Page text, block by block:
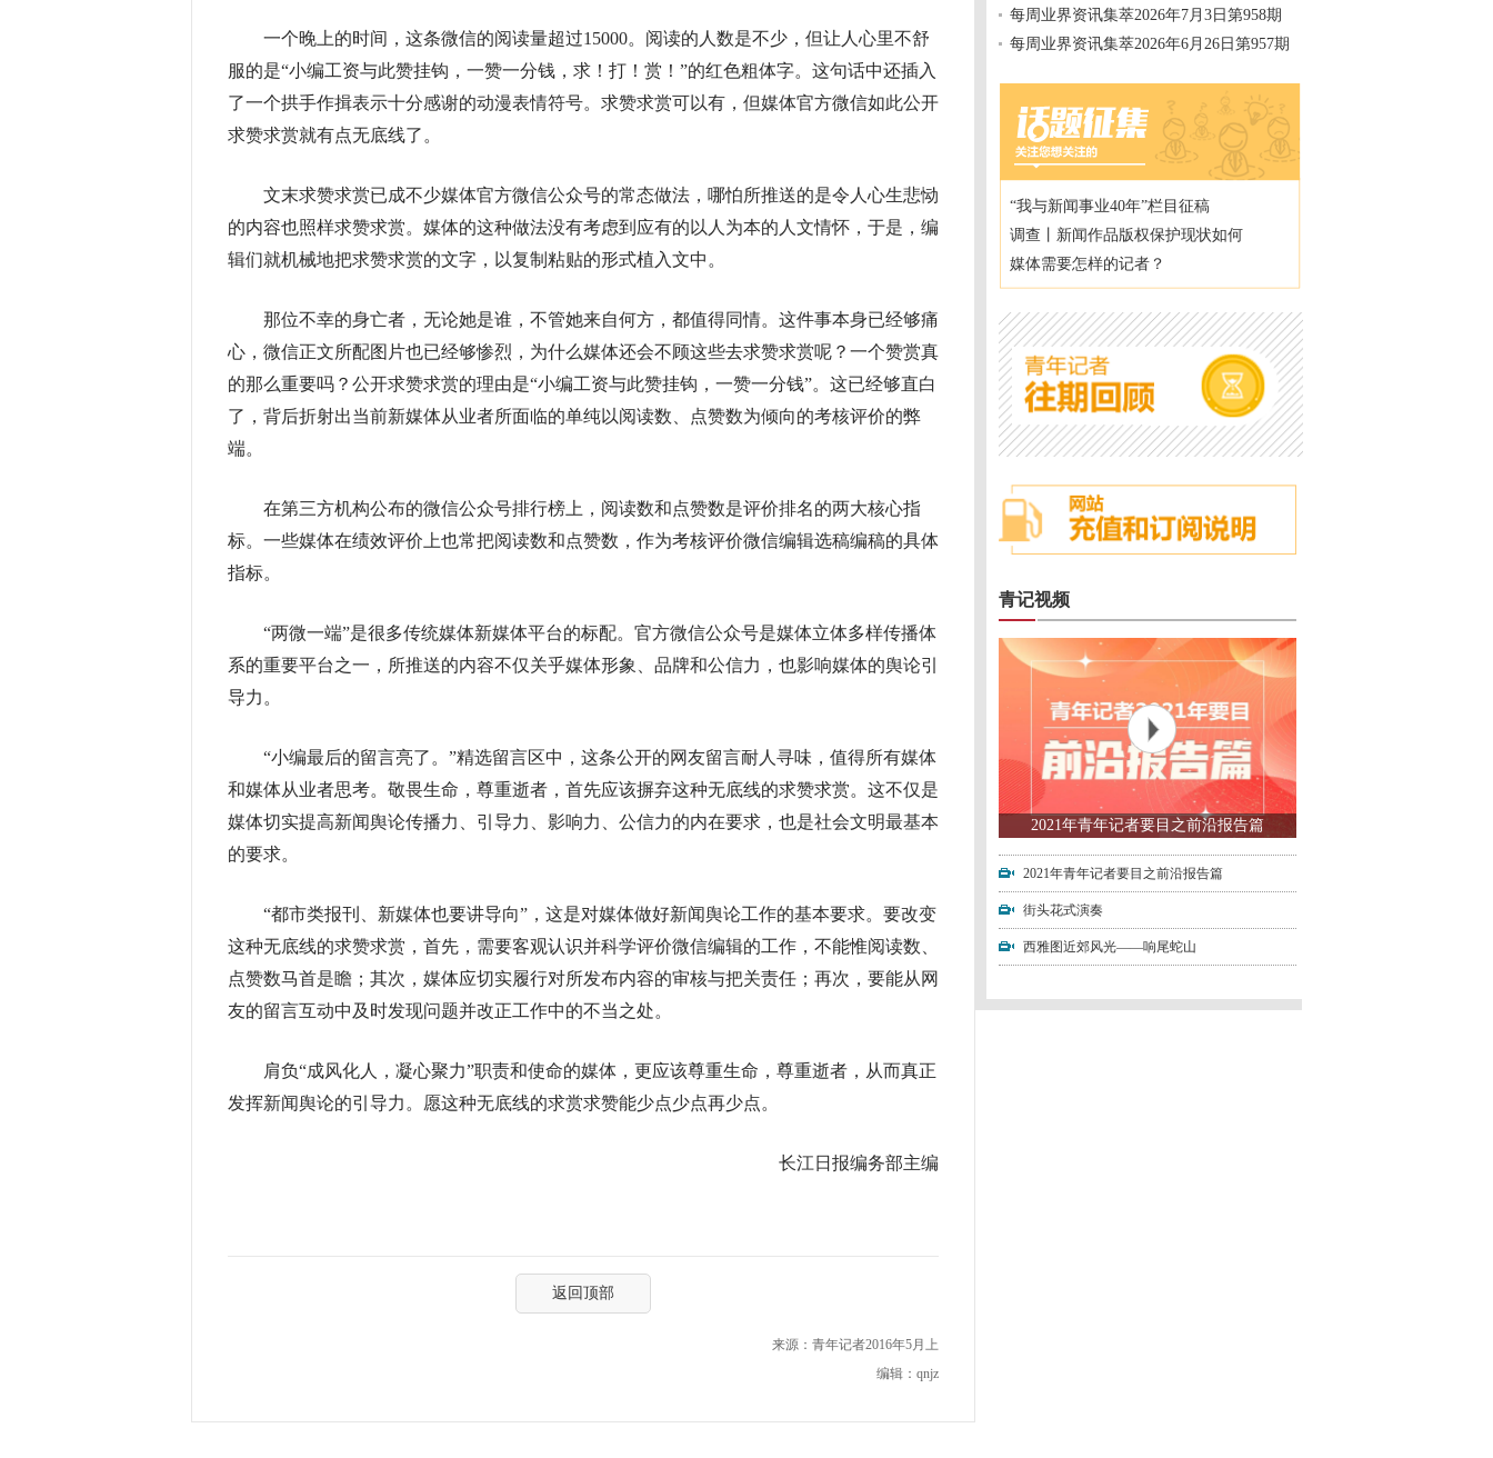
一个晚上的时间，这条微信的阅读量超过15000。阅读的人数是不少，但让人心里不舒
服的是“小编工资与此赞挂钩，一赞一分钱，求！打！赏！”的红色粗体字。这句话中还插入
了一个拱手作揖表示十分感谢的动漫表情符号。求赞求赏可以有，但媒体官方微信如此公开
求赞求赏就有点无底线了。
文末求赞求赏已成不少媒体官方微信公众号的常态做法，哪怕所推送的是令人心生悲恸
的内容也照样求赞求赏。媒体的这种做法没有考虑到应有的以人为本的人文情怀，于是，编
辑们就机械地把求赞求赏的文字，以复制粘贴的形式植入文中。
那位不幸的身亡者，无论她是谁，不管她来自何方，都值得同情。这件事本身已经够痛
心，微信正文所配图片也已经够惨烈，为什么媒体还会不顾这些去求赞求赏呢？一个赞赏真
的那么重要吗？公开求赞求赏的理由是“小编工资与此赞挂钩，一赞一分钱”。这已经够直白
了，背后折射出当前新媒体从业者所面临的单纯以阅读数、点赞数为倾向的考核评价的弊
端。
在第三方机构公布的微信公众号排行榜上，阅读数和点赞数是评价排名的两大核心指
标。一些媒体在绩效评价上也常把阅读数和点赞数，作为考核评价微信编辑选稿编稿的具体
指标。
“两微一端”是很多传统媒体新媒体平台的标配。官方微信公众号是媒体立体多样传播体
系的重要平台之一，所推送的内容不仅关乎媒体形象、品牌和公信力，也影响媒体的舆论引
导力。
“小编最后的留言亮了。”精选留言区中，这条公开的网友留言耐人寻味，值得所有媒体
和媒体从业者思考。敬畏生命，尊重逝者，首先应该摒弃这种无底线的求赞求赏。这不仅是
媒体切实提高新闻舆论传播力、引导力、影响力、公信力的内在要求，也是社会文明最基本
的要求。
“都市类报刊、新媒体也要讲导向”，这是对媒体做好新闻舆论工作的基本要求。要改变
这种无底线的求赞求赏，首先，需要客观认识并科学评价微信编辑的工作，不能惟阅读数、
点赞数马首是瞻；其次，媒体应切实履行对所发布内容的审核与把关责任；再次，要能从网
友的留言互动中及时发现问题并改正工作中的不当之处。
肩负“成风化人，凝心聚力”职责和使命的媒体，更应该尊重生命，尊重逝者，从而真正
发挥新闻舆论的引导力。愿这种无底线的求赏求赞能少点少点再少点。
长江日报编务部主编
返回顶部
来源：青年记者2016年5月上
编辑：qnjz
每周业界资讯集萃2026年7月3日第958期
每周业界资讯集萃2026年6月26日第957期
“我与新闻事业40年”栏目征稿
调查丨新闻作品版权保护现状如何
媒体需要怎样的记者？
青记视频
2021年青年记者要目之前沿报告篇
2021年青年记者要目之前沿报告篇
街头花式演奏
西雅图近郊风光——响尾蛇山